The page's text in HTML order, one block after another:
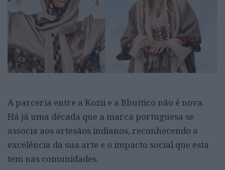
A parceria entre a Kozii e a Bhuttico não é nova.
Há já uma década que a marca portuguesa se
associa aos artesãos indianos, reconhecendo a
excelência da sua arte e o impacto social que esta
tem nas comunidades.